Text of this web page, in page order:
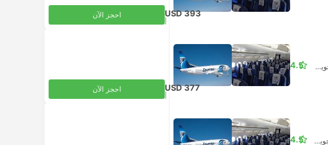
USD 393 احجز الآن
١٤ ساعة و‫15 دقائق رحلة جوية+رحلة جوية.
الاتصال الذاتي
4.5
USD 377 احجز الآن
١٧ ساعة و‫35 دقائق رحلة جوية+رحلة جوية.
الاتصال الذاتي
4.5